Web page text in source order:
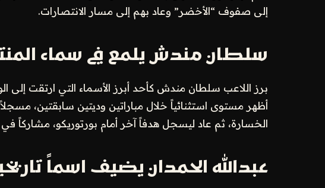
إلى صفوف “الأخضر” وعاد بهم إلى مسار الانتصارات.
سلطان مندش يلمع في سماء
برز اللاعب سلطان مندش كأحد أبرز الأسماء التي ارتقت
أظهر مستوى استثنائياً خلال مباراتين وديتين سابقتين،
الخسارة، ثم عاد ليسجل هدفاً آخر أمام بورتوريكو، مشاركاً
عبدالله الحمدان يضيف اسماً